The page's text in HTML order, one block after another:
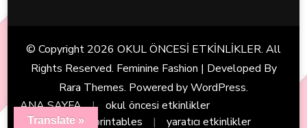
© Copyright 2026 OKUL ÖNCESİ ETKİNLİKLER. All
Rights Reserved. Feminine Fashion | Developed By
Rara Themes. Powered byWordPress.
ANA SAYFA
okul öncesi etkinlikler
preschool printables
yaratıcı etkinlikler
Translate »